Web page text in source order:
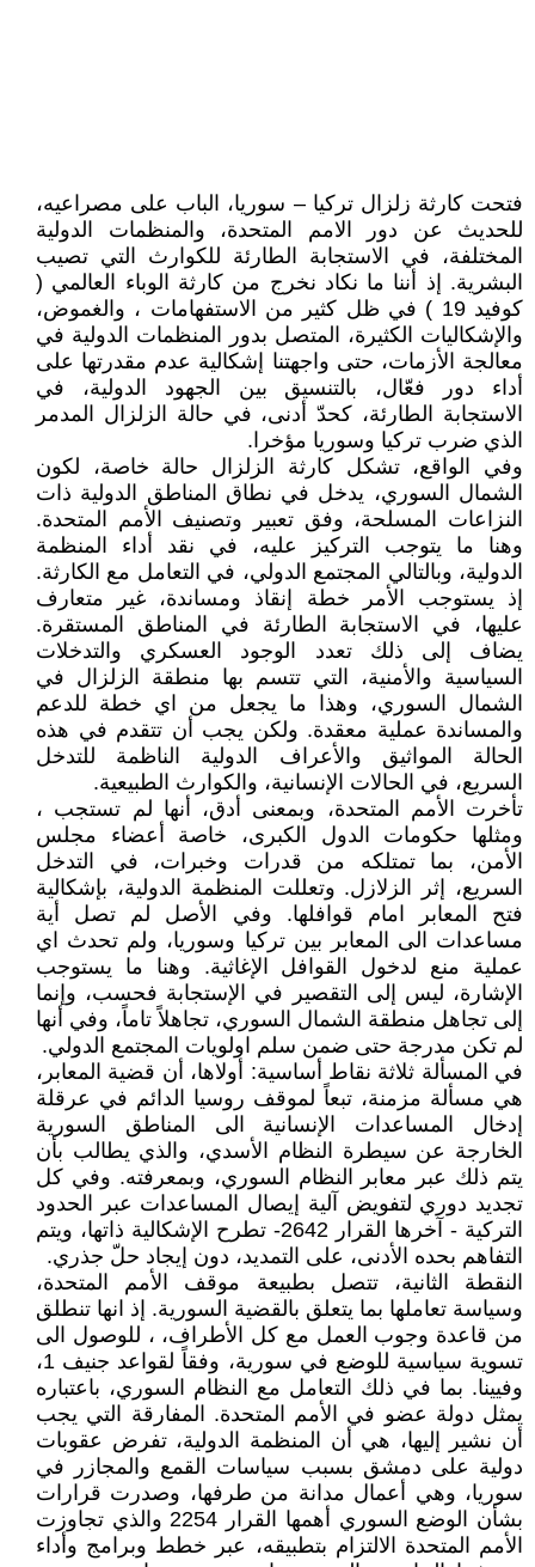
فتحت كارثة زلزال تركيا – سوريا، الباب على مصراعيه،
للحديث عن دور الامم المتحدة، والمنظمات الدولية
المختلفة، في الاستجابة الطارئة للكوارث التي تصيب
البشرية. إذ أننا ما نكاد نخرج من كارثة الوباء العالمي (
كوفيد 19 ) في ظل كثير من الاستفهامات ، والغموض،
والإشكاليات الكثيرة، المتصل بدور المنظمات الدولية في
معالجة الأزمات، حتى واجهتنا إشكالية عدم مقدرتها على
أداء دور فعّال، بالتنسيق بين الجهود الدولية، في
الاستجابة الطارئة، كحدّ أدنى، في حالة الزلزال المدمر
الذي ضرب تركيا وسوريا مؤخرا.
وفي الواقع، تشكل كارثة الزلزال حالة خاصة، لكون
الشمال السوري، يدخل في نطاق المناطق الدولية ذات
النزاعات المسلحة، وفق تعبير وتصنيف الأمم المتحدة.
وهنا ما يتوجب التركيز عليه، في نقد أداء المنظمة
الدولية، وبالتالي المجتمع الدولي، في التعامل مع الكارثة.
إذ يستوجب الأمر خطة إنقاذ ومساندة، غير متعارف
عليها، في الاستجابة الطارئة في المناطق المستقرة.
يضاف إلى ذلك تعدد الوجود العسكري والتدخلات
السياسية والأمنية، التي تتسم بها منطقة الزلزال في
الشمال السوري، وهذا ما يجعل من اي خطة للدعم
والمساندة عملية معقدة. ولكن يجب أن تتقدم في هذه
الحالة المواثيق والأعراف الدولية الناظمة للتدخل
السريع، في الحالات الإنسانية، والكوارث الطبيعية.
تأخرت الأمم المتحدة، وبمعنى أدق، أنها لم تستجب ،
ومثلها حكومات الدول الكبرى، خاصة أعضاء مجلس
الأمن، بما تمتلكه من قدرات وخبرات، في التدخل
السريع، إثر الزلازل. وتعللت المنظمة الدولية، بإشكالية
فتح المعابر امام قوافلها. وفي الأصل لم تصل أية
مساعدات الى المعابر بين تركيا وسوريا، ولم تحدث اي
عملية منع لدخول القوافل الإغاثية. وهنا ما يستوجب
الإشارة، ليس إلى التقصير في الإستجابة فحسب، وإنما
إلى تجاهل منطقة الشمال السوري، تجاهلاً تاماً، وفي أنها
لم تكن مدرجة حتى ضمن سلم اولويات المجتمع الدولي.
في المسألة ثلاثة نقاط أساسية: أولاها، أن قضية المعابر،
هي مسألة مزمنة، تبعاً لموقف روسيا الدائم في عرقلة
إدخال المساعدات الإنسانية الى المناطق السورية
الخارجة عن سيطرة النظام الأسدي، والذي يطالب بأن
يتم ذلك عبر معابر النظام السوري، وبمعرفته. وفي كل
تجديد دوري لتفويض آلية إيصال المساعدات عبر الحدود
التركية - آخرها القرار 2642- تطرح الإشكالية ذاتها، ويتم
التفاهم بحده الأدنى، على التمديد، دون إيجاد حلّ جذري.
النقطة الثانية، تتصل بطبيعة موقف الأمم المتحدة،
وسياسة تعاملها بما يتعلق بالقضية السورية. إذ انها تنطلق
من قاعدة وجوب العمل مع كل الأطراف، ، للوصول الى
تسوية سياسية للوضع في سورية، وفقاً لقواعد جنيف 1،
وفيينا. بما في ذلك التعامل مع النظام السوري، باعتباره
يمثل دولة عضو في الأمم المتحدة. المفارقة التي يجب
أن نشير إليها، هي أن المنظمة الدولية، تفرض عقوبات
دولية على دمشق بسبب سياسات القمع والمجازر في
سوريا، وهي أعمال مدانة من طرفها، وصدرت قرارات
بشأن الوضع السوري أهمها القرار 2254 والذي تجاوزت
الأمم المتحدة الالتزام بتطبيقه، عبر خطط وبرامج وأداء